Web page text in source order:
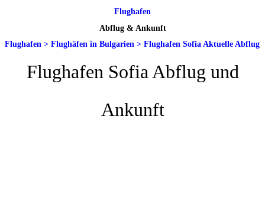
Flughafen
Abflug & Ankunft
Flughafen > Flughäfen in Bulgarien > Flughafen Sofia Aktuelle Abflug
Flughafen Sofia Abflug und
Ankunft